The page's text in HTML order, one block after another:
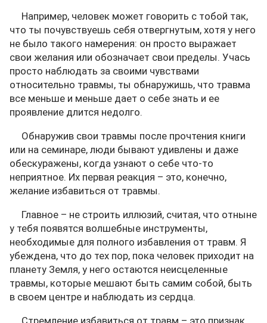
Например, человек может говорить с тобой так,
что ты почувствуешь себя отвергнутым, хотя у него
не было такого намерения: он просто выражает
свои желания или обозначает свои пределы. Учась
просто наблюдать за своими чувствами
относительно травмы, ты обнаружишь, что травма
все меньше и меньше дает о себе знать и ее
проявление длится недолго.
Обнаружив свои травмы после прочтения книги
или на семинаре, люди бывают удивлены и даже
обескуражены, когда узнают о себе что-то
неприятное. Их первая реакция – это, конечно,
желание избавиться от травмы.
Главное – не строить иллюзий, считая, что отныне
у тебя появятся волшебные инструменты,
необходимые для полного избавления от травм. Я
убеждена, что до тех пор, пока человек приходит на
планету Земля, у него остаются неисцеленные
травмы, которые мешают быть самим собой, быть
в своем центре и наблюдать из сердца.
Стремление избавиться от травм – это признак